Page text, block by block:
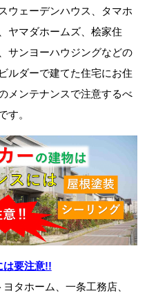
ウェーデンハウス、タマホ
ヤマダホームズ、桧家住
サンヨーハウジングなどの
ルダーで建てた住宅にお住
メンテナンスで注意するべ
す。
は要注意!!
タホーム、一条工務店、